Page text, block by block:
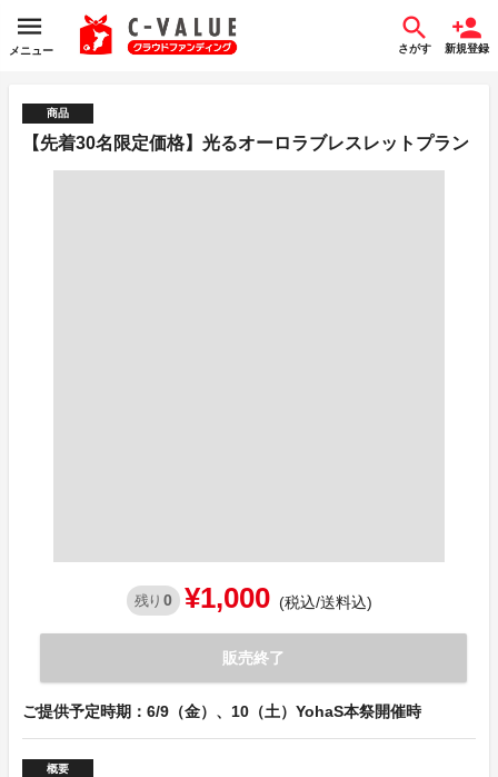
メニュー さがす 新規登録
商品
【先着30名限定価格】光るオーロラブレスレットプラン
残り 0 ¥1,000 (税込/送料込)
販売終了
ご提供予定時期：6/9（金）、10（土）YohaS本祭開催時
概要